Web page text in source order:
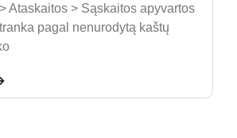
Ataskaitos > Sąskaitos apyvartos
pagal nenurodytą kaštų